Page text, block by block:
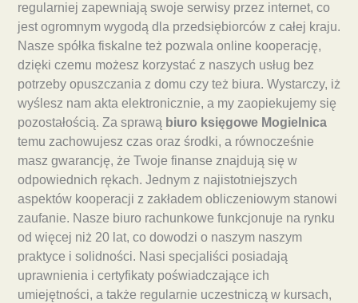
regularniej zapewniają swoje serwisy przez internet, co
jest ogromnym wygodą dla przedsiębiorców z całej kraju.
Nasze spółka fiskalne też pozwala online kooperację,
dzięki czemu możesz korzystać z naszych usług bez
potrzeby opuszczania z domu czy też biura. Wystarczy, iż
wyślesz nam akta elektronicznie, a my zaopiekujemy się
pozostałością. Za sprawą biuro księgowe Mogielnica
temu zachowujesz czas oraz środki, a równocześnie
masz gwarancję, że Twoje finanse znajdują się w
odpowiednich rękach. Jednym z najistotniejszych
aspektów kooperacji z zakładem obliczeniowym stanowi
zaufanie. Nasze biuro rachunkowe funkcjonuje na rynku
od więcej niż 20 lat, co dowodzi o naszym naszym
praktyce i solidności. Nasi specjaliści posiadają
uprawnienia i certyfikaty poświadczające ich
umiejętności, a także regularnie uczestniczą w kursach,